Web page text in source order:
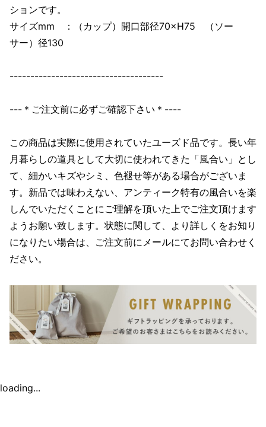
ションです。
サイズmm ：（カップ）開口部径70×H75 （ソー
サー）径130
-------------------------------------
---＊ご注文前に必ずご確認下さい＊----
この商品は実際に使用されていたユーズド品です。長い年
月暮らしの道具として大切に使われてきた「風合い」とし
て、細かいキズやシミ、色褪せ等がある場合がございま
す。新品では味わえない、アンティーク特有の風合いを楽
しんでいただくことにご理解を頂いた上でご注文頂けます
ようお願い致します。状態に関して、より詳しくをお知り
になりたい場合は、ご注文前にメールにてお問い合わせく
ださい。
loading...